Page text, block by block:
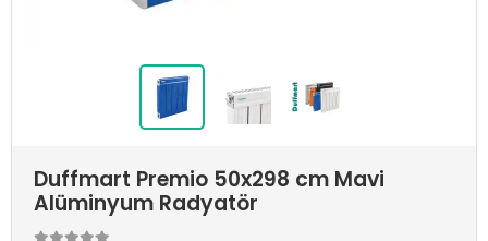
Duffmart Premio 50x298 cm Mavi
Alüminyum Radyatör